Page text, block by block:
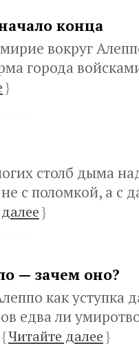
конца
вокруг
города
}
столб дыма
с поломкой, а с
}
— зачем оно?
как уступка
едва ли
{Читайте далее}